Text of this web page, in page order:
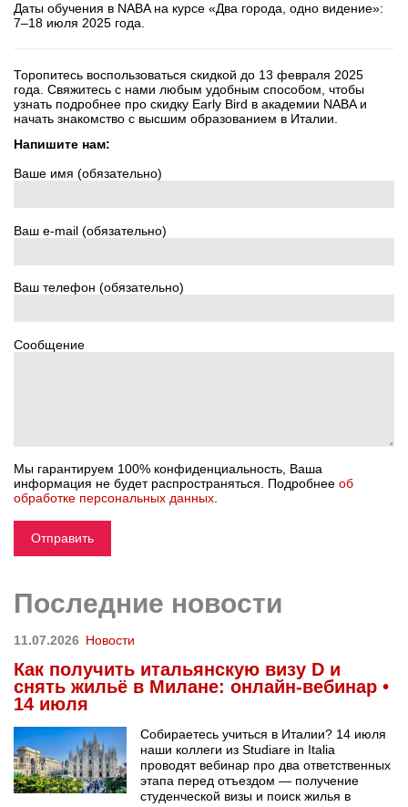
Даты обучения в NABA на курсе «Два города, одно видение»:
7–18 июля 2025 года.
Торопитесь воспользоваться скидкой до 13 февраля 2025
года. Свяжитесь с нами любым удобным способом, чтобы
узнать подробнее про скидку Early Bird в академии NABA и
начать знакомство с высшим образованием в Италии.
Напишите нам:
Ваше имя (обязательно)
Ваш e-mail (обязательно)
Ваш телефон (обязательно)
Сообщение
Мы гарантируем 100% конфиденциальность, Ваша
информация не будет распространяться. Подробнее об
обработке персональных данных.
Последние новости
11.07.2026 Новости
Как получить итальянскую визу D и
снять жильё в Милане: онлайн-вебинар •
14 июля
Собираетесь учиться в Италии? 14 июля
наши коллеги из Studiare in Italia
проводят вебинар про два ответственных
этапа перед отъездом — получение
студенческой визы и поиск жилья в